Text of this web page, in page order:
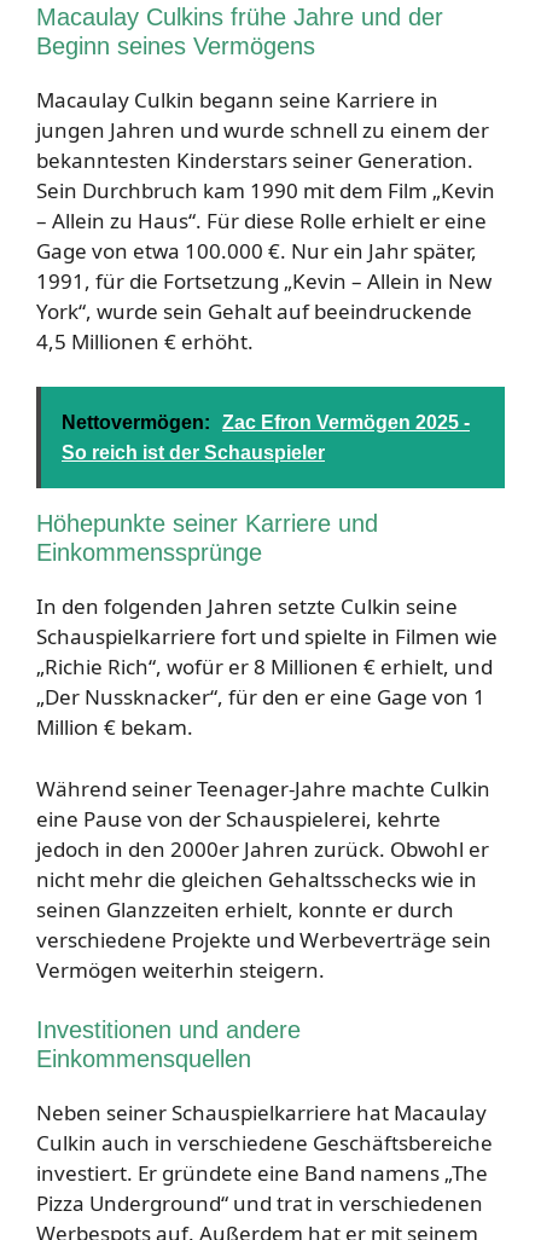
Macaulay Culkins frühe Jahre und der
Beginn seines Vermögens
Macaulay Culkin begann seine Karriere in
jungen Jahren und wurde schnell zu einem der
bekanntesten Kinderstars seiner Generation.
Sein Durchbruch kam 1990 mit dem Film „Kevin
– Allein zu Haus“. Für diese Rolle erhielt er eine
Gage von etwa 100.000 €. Nur ein Jahr später,
1991, für die Fortsetzung „Kevin – Allein in New
York“, wurde sein Gehalt auf beeindruckende
4,5 Millionen € erhöht.
Nettovermögen:
Zac Efron Vermögen 2025 -
So reich ist der Schauspieler
Höhepunkte seiner Karriere und
Einkommenssprünge
In den folgenden Jahren setzte Culkin seine
Schauspielkarriere fort und spielte in Filmen wie
„Richie Rich“, wofür er 8 Millionen € erhielt, und
„Der Nussknacker“, für den er eine Gage von 1
Million € bekam.
Während seiner Teenager-Jahre machte Culkin
eine Pause von der Schauspielerei, kehrte
jedoch in den 2000er Jahren zurück. Obwohl er
nicht mehr die gleichen Gehaltsschecks wie in
seinen Glanzzeiten erhielt, konnte er durch
verschiedene Projekte und Werbeverträge sein
Vermögen weiterhin steigern.
Investitionen und andere
Einkommensquellen
Neben seiner Schauspielkarriere hat Macaulay
Culkin auch in verschiedene Geschäftsbereiche
investiert. Er gründete eine Band namens „The
Pizza Underground“ und trat in verschiedenen
Werbespots auf. Außerdem hat er mit seinem